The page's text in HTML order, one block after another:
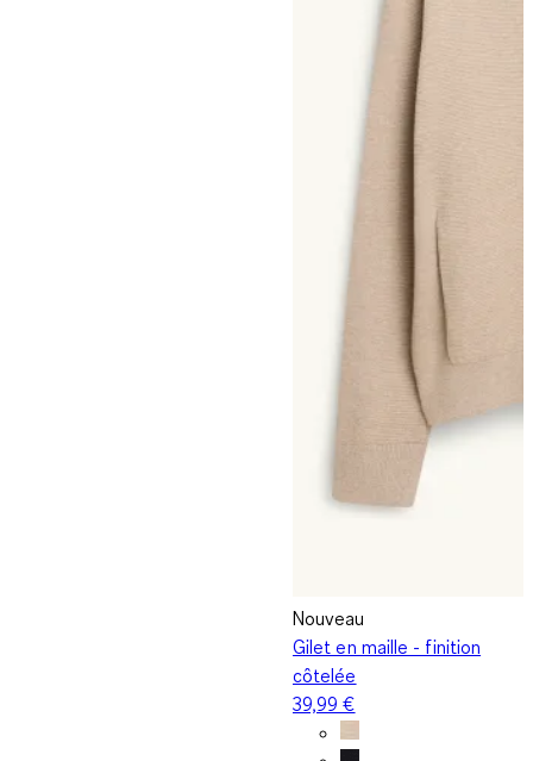
Nouveau
Gilet en maille - finition
côtelée
39,99 €